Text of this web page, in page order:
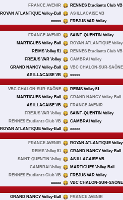
FRANCE AVENIR
RENNES Etudiants Club VB
ROYAN ATLANTIQUE Volley-Ball
AS ILLACAISE VB
xxxxx
FREJUS VAR Volley
FRANCE AVENIR
SAINT-QUENTIN Volley
MARTIGUES Volley-Ball
ROYAN ATLANTIQUE
REIMS Volley 51
RENNES Etudiants Club VB
FREJUS VAR Volley
CAMBRAI Volley
GRAND NANCY Volley-Ball
VBC CHALON-SUR-SAÔNE
AS ILLACAISE VB
xxxxx
VBC CHALON-SUR-SAÔNE
REIMS Volley 51
MARTIGUES Volley-Ball
GRAND NANCY Volley-Ball
AS ILLACAISE VB
FRANCE AVENIR
FREJUS VAR Volley
SAINT-QUENTIN Volley
RENNES Etudiants Club VB
CAMBRAI Volley
ROYAN ATLANTIQUE Volley-Ball
xxxxx
FRANCE AVENIR
ROYAN ATLANTIQUE
REIMS Volley 51
GRAND NANCY Volley-Ball
SAINT-QUENTIN Volley
AS ILLACAISE VB
CAMBRAI Volley
MARTIGUES Volley-Ball
RENNES Etudiants Club VB
FREJUS VAR Volley
xxxxx
VBC CHALON-SUR-SAÔNE
GRAND NANCY Volley-Ball
FRANCE AVENIR